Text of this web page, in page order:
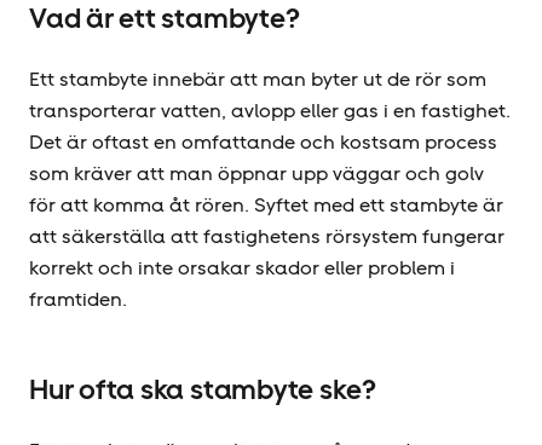
Vad är ett stambyte?
Ett stambyte innebär att man byter ut de rör som
transporterar vatten, avlopp eller gas i en fastighet.
Det är oftast en omfattande och kostsam process
som kräver att man öppnar upp väggar och golv
för att komma åt rören. Syftet med ett stambyte är
att säkerställa att fastighetens rörsystem fungerar
korrekt och inte orsakar skador eller problem i
framtiden.
Hur ofta ska stambyte ske?